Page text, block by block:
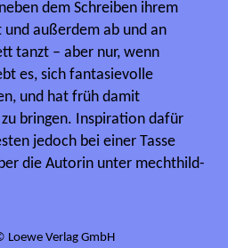
dem Schreiben ihrem
außerdem ab und an
tanzt – aber nur, wenn
es, sich fantasievolle
und hat früh damit
bringen. Inspiration dafür
jedoch bei einer Tasse
die Autorin unter mechthild-
Verlag GmbH